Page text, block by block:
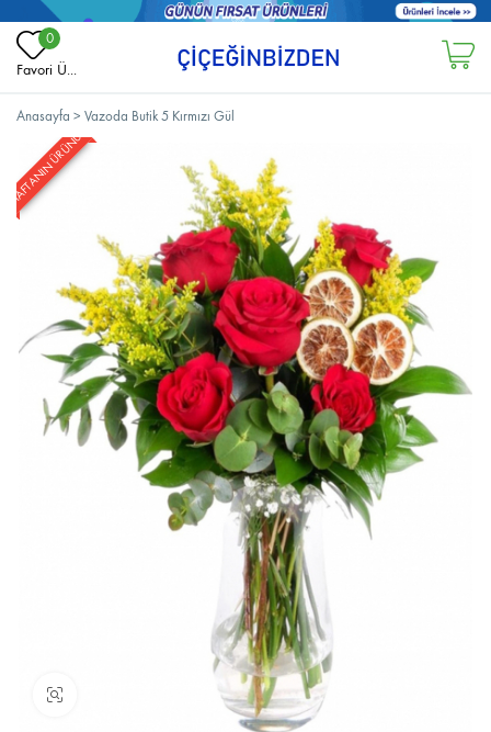
0
Favori Ü...
Anasayfa > Vazoda Butik 5 Kırmızı Gül
HAFTANIN ÜRÜNÜ